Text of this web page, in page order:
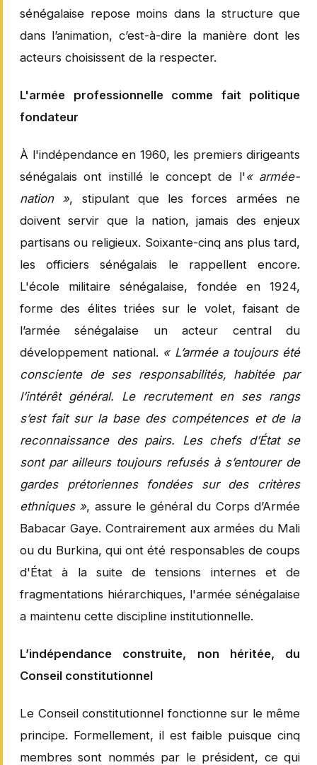
sénégalaise repose moins dans la structure que
dans l’animation, c’est-à-dire la manière dont les
acteurs choisissent de la respecter.
L'armée professionnelle comme fait politique
fondateur
À l'indépendance en 1960, les premiers dirigeants
sénégalais ont instillé le concept de l'« armée-
nation », stipulant que les forces armées ne
doivent servir que la nation, jamais des enjeux
partisans ou religieux. Soixante-cinq ans plus tard,
les officiers sénégalais le rappellent encore.
L'école militaire sénégalaise, fondée en 1924,
forme des élites triées sur le volet, faisant de
l’armée sénégalaise un acteur central du
développement national. « L’armée a toujours été
consciente de ses responsabilités, habitée par
l’intérêt général. Le recrutement en ses rangs
s’est fait sur la base des compétences et de la
reconnaissance des pairs. Les chefs d’État se
sont par ailleurs toujours refusés à s’entourer de
gardes prétoriennes fondées sur des critères
ethniques », assure le général du Corps d’Armée
Babacar Gaye. Contrairement aux armées du Mali
ou du Burkina, qui ont été responsables de coups
d'État à la suite de tensions internes et de
fragmentations hiérarchiques, l'armée sénégalaise
a maintenu cette discipline institutionnelle.
L’indépendance construite, non héritée, du
Conseil constitutionnel
Le Conseil constitutionnel fonctionne sur le même
principe. Formellement, il est faible puisque cinq
membres sont nommés par le président, ce qui